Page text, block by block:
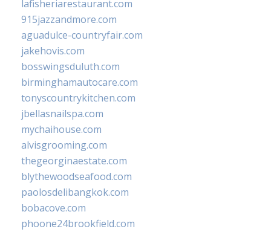
lafisheriarestaurant.com
915jazzandmore.com
aguadulce-countryfair.com
jakehovis.com
bosswingsduluth.com
birminghamautocare.com
tonyscountrykitchen.com
jbellasnailspa.com
mychaihouse.com
alvisgrooming.com
thegeorginaestate.com
blythewoodseafood.com
paolosdelibangkok.com
bobacove.com
phoone24brookfield.com